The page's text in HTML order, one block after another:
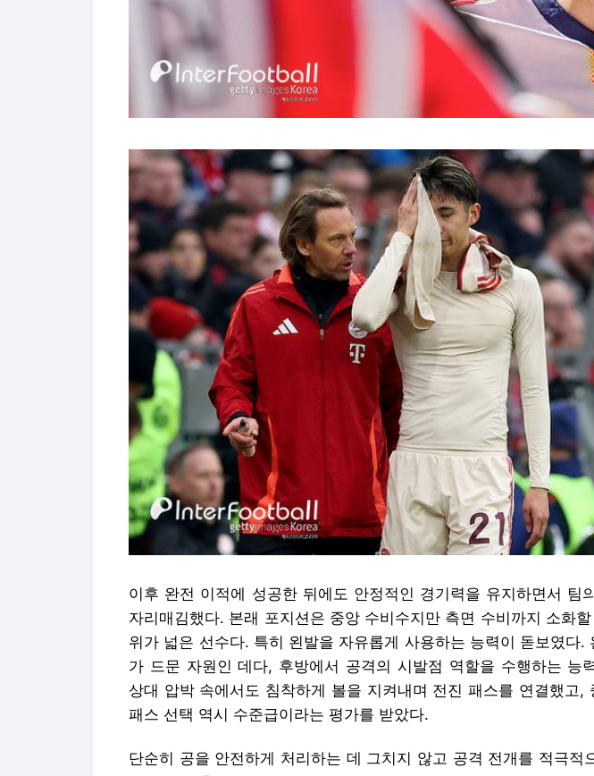
이후 완전 이적에 성공한 뒤에도 안정적인 경기력을 유지하면서 팀
자리매김했다. 본래 포지션은 중앙 수비수지만 측면 수비까지 소화
위가 넓은 선수다. 특히 왼발을 자유롭게 사용하는 능력이 돋보였다.
가 드문 자원인 데다, 후방에서 공격의 시발점 역할을 수행하는 능
상대 압박 속에서도 침착하게 볼을 지켜내며 전진 패스를 연결했고,
패스 선택 역시 수준급이라는 평가를 받았다.
단순히 공을 안전하게 처리하는 데 그치지 않고 공격 전개를 적극적